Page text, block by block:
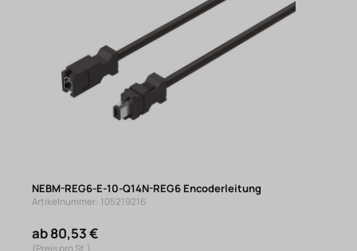
NEBM-REG6-E-10-Q14N-REG6 Encoderleitung
Artikelnummer: 105219216
ab 80,53 €